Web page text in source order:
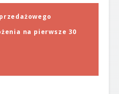
na pierwsze 30